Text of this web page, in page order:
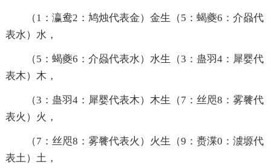
（1：瀛鸯2：鸠烛代表金）金生（5：蝎夔6：介赑代
表水）水，
（5：蝎夔6：介赑代表水）水生（3：蛊羽4：犀婴代
表木）木，
（3：蛊羽4：犀婴代表木）木生（7：丝咫8：雾餮代
表火）火，
（7：丝咫8：雾餮代表火）火生（9：赉渫0：澞塬代
表土）土，